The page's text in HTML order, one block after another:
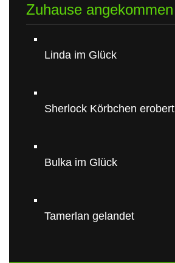
Zuhause angekommen
Linda im Glück
Sherlock Körbchen erobert
Bulka im Glück
Tamerlan gelandet